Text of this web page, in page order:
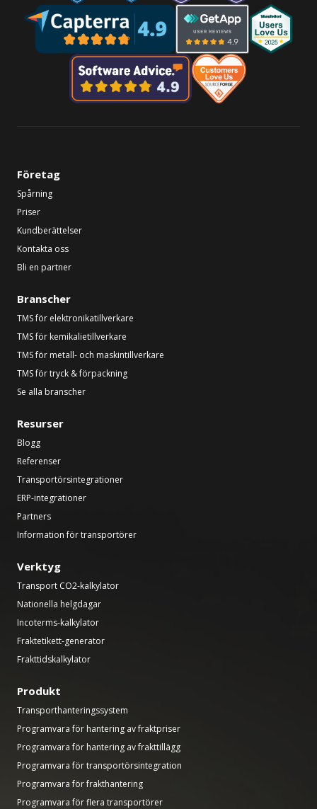
Företag
Spårning
Priser
Kundberättelser
Kontakta oss
Bli en partner
Branscher
TMS för elektronikatillverkare
TMS för kemikalietillverkare
TMS för metall- och maskintillverkare
TMS för tryck & förpackning
Se alla branscher
Resurser
Blogg
Referenser
Transportörsintegrationer
ERP-integrationer
Partners
Information för transportörer
Verktyg
Transport CO2-kalkylator
Nationella helgdagar
Incoterms-kalkylator
Fraktetikett-generator
Frakttidskalkylator
Produkt
Transporthanteringssystem
Programvara för hantering av fraktpriser
Programvara för hantering av frakttillägg
Programvara för transportörsintegration
Programvara för frakthantering
Programvara för flera transportörer